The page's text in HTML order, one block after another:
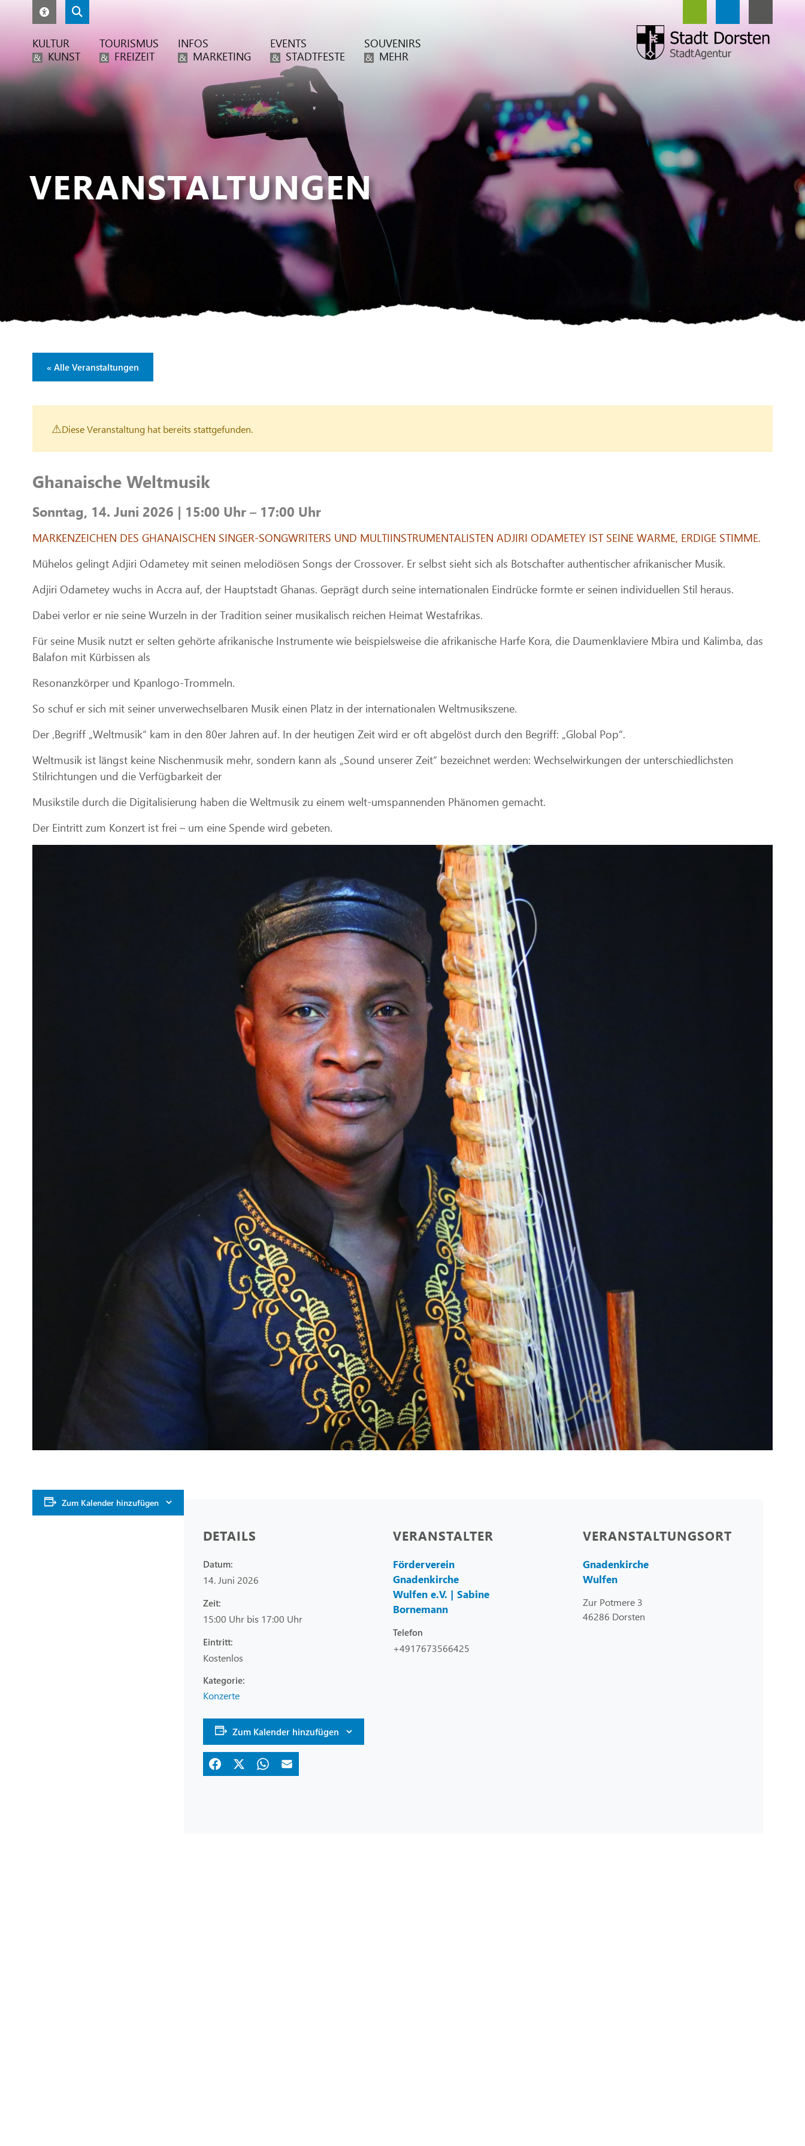
KULTUR
& KUNST
TOURISMUS
& FREIZEIT
INFOS
& MARKETING
EVENTS
& STADTFESTE
SOUVENIRS
& MEHR
VERANSTALTUNGEN
« Alle Veranstaltungen
Diese Veranstaltung hat bereits stattgefunden.
Ghanaische Weltmusik
Sonntag, 14. Juni 2026 | 15:00 Uhr – 17:00 Uhr
MARKENZEICHEN DES GHANAISCHEN SINGER-SONGWRITERS UND MULTIINSTRUMENTALISTEN ADJIRI ODAMETEY IST SEINE WARME, ERDIGE STIMME.
Mühelos gelingt Adjiri Odametey mit seinen melodiösen Songs der Crossover. Er selbst sieht sich als Botschafter authentischer afrikanischer Musik.
Adjiri Odametey wuchs in Accra auf, der Hauptstadt Ghanas. Geprägt durch seine internationalen Eindrücke formte er seinen individuellen Stil heraus.
Dabei verlor er nie seine Wurzeln in der Tradition seiner musikalisch reichen Heimat Westafrikas.
Für seine Musik nutzt er selten gehörte afrikanische Instrumente wie beispielsweise die afrikanische Harfe Kora, die Daumenklaviere Mbira und Kalimba, das
Balafon mit Kürbissen als
Resonanzkörper und Kpanlogo-Trommeln.
So schuf er sich mit seiner unverwechselbaren Musik einen Platz in der internationalen Weltmusikszene.
Der ‚Begriff „Weltmusik“ kam in den 80er Jahren auf. In der heutigen Zeit wird er oft abgelöst durch den Begriff: „Global Pop“.
Weltmusik ist längst keine Nischenmusik mehr, sondern kann als „Sound unserer Zeit“ bezeichnet werden: Wechselwirkungen der unterschiedlichsten
Stilrichtungen und die Verfügbarkeit der
Musikstile durch die Digitalisierung haben die Weltmusik zu einem welt-umspannenden Phänomen gemacht.
Der Eintritt zum Konzert ist frei – um eine Spende wird gebeten.
Zum Kalender hinzufügen
DETAILS
Datum:
14. Juni 2026
Zeit:
15:00 Uhr bis 17:00 Uhr
Eintritt:
Kostenlos
Konzerte
Zum Kalender hinzufügen
VERANSTALTER
Förderverein
Gnadenkirche
Wulfen e.V. | Sabine
Bornemann
Telefon
+4917673566425
VERANSTALTUNGSORT
Gnadenkirche
Wulfen
Zur Potmere 3
46286 Dorsten